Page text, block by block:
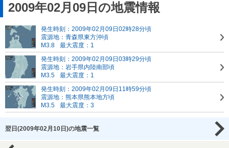
2009年02月09日の地震情報
発生時刻：2009年02月09日02時28分頃
震源地：青森県東方沖頃
M3.8
最大震度：1
発生時刻：2009年02月09日03時29分頃
震源地：岩手県内陸南部頃
M3.5
最大震度：1
発生時刻：2009年02月09日11時59分頃
震源地：熊本県熊本地方頃
M3.5
最大震度：3
翌日(2009年02月10日)の地震一覧